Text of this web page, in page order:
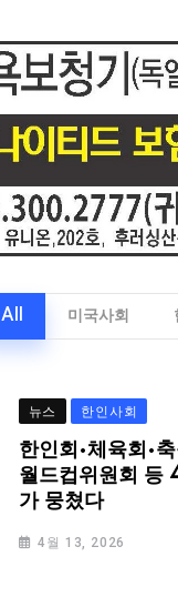
All 미국사회
뉴스 한인사회
한인회·체육회·
월드컵위원회 등
가 뭉쳤다
4월 13, 2026